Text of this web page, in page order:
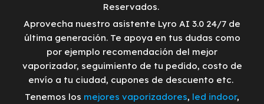
Reservados.
Aprovecha nuestro asistente Lyro AI 3.0 24/7 de
última generación. Te apoya en tus dudas como
por ejemplo recomendación del mejor
vaporizador, seguimiento de tu pedido, costo de
envío a tu ciudad, cupones de descuento etc.
Tenemos los mejores vaporizadores, led indoor,